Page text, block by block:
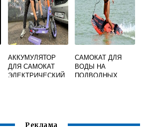
АККУМУЛЯТОР
ДЛЯ САМОКАТ
ЭЛЕКТРИЧЕСКИЙ
САМОКАТ ДЛЯ
ВОДЫ НА
ПОДВОДНЫХ